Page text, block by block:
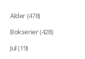
Alder(478)
Bokserier(428)
Jul(19)